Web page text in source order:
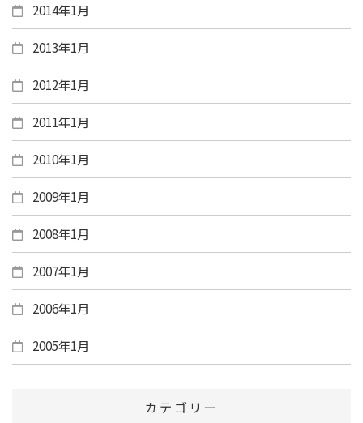
2014年1月
2013年1月
2012年1月
2011年1月
2010年1月
2009年1月
2008年1月
2007年1月
2006年1月
2005年1月
カテゴリー